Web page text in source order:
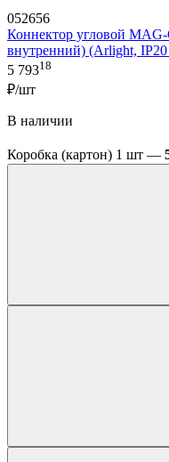
052656
Коннектор угловой
внутренний) (Arlight,
5 79318
₽/шт
В наличии
Коробка (картон) 1 шт —